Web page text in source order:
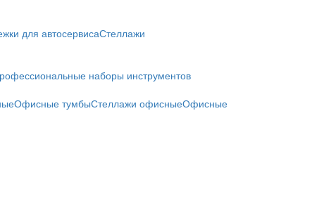
для автосервисаСтеллажи
наборы инструментов
Офисные тумбыСтеллажи офисныеОфисные